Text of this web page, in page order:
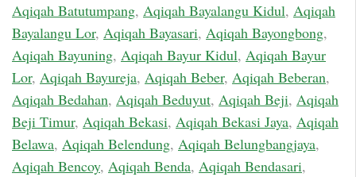
Aqiqah Batutumpang, Aqiqah Bayalangu Kidul, Aqiqah
Bayalangu Lor, Aqiqah Bayasari, Aqiqah Bayongbong,
Aqiqah Bayuning, Aqiqah Bayur Kidul, Aqiqah Bayur
Lor, Aqiqah Bayureja, Aqiqah Beber, Aqiqah Beberan,
Aqiqah Bedahan, Aqiqah Beduyut, Aqiqah Beji, Aqiqah
Beji Timur, Aqiqah Bekasi, Aqiqah Bekasi Jaya, Aqiqah
Belawa, Aqiqah Belendung, Aqiqah Belungbangjaya,
Aqiqah Bencoy, Aqiqah Benda, Aqiqah Bendasari,